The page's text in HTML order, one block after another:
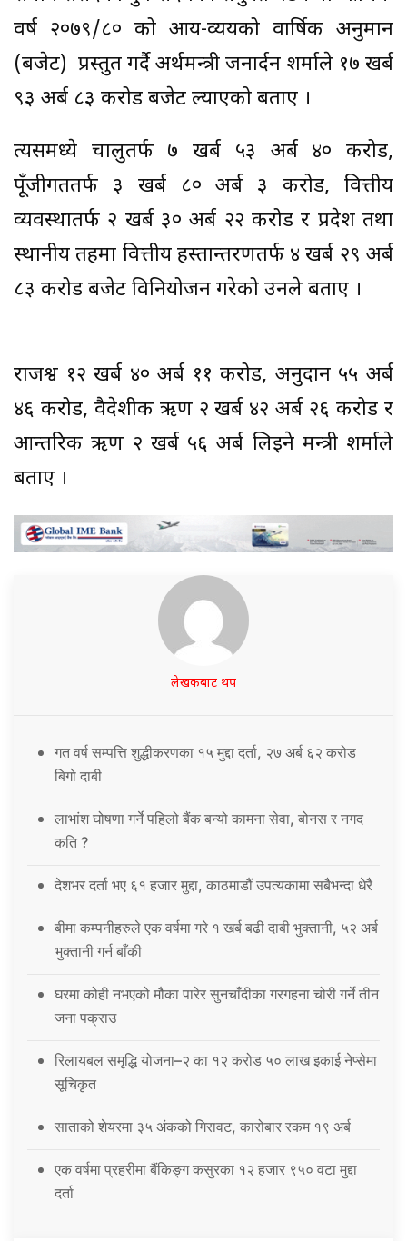
वर्ष २०७९/८० को आय-व्ययको वार्षिक अनुमान
(बजेट) प्रस्तुत गर्दै अर्थमन्त्री जनार्दन शर्माले १७ खर्ब
९३ अर्ब ८३ करोड बजेट ल्याएको बताए ।
त्यसमध्ये चालुतर्फ ७ खर्ब ५३ अर्ब ४० करोड,
पूँजीगततर्फ ३ खर्ब ८० अर्ब ३ करोड, वित्तीय
व्यवस्थातर्फ २ खर्ब ३० अर्ब २२ करोड र प्रदेश तथा
स्थानीय तहमा वित्तीय हस्तान्तरणतर्फ ४ खर्ब २९ अर्ब
८३ करोड बजेट विनियोजन गरेको उनले बताए ।
राजश्व १२ खर्ब ४० अर्ब ११ करोड, अनुदान ५५ अर्ब
४६ करोड, वैदेशीक ऋण २ खर्ब ४२ अर्ब २६ करोड र
आन्तरिक ऋण २ खर्ब ५६ अर्ब लिइने मन्त्री शर्माले
बताए ।
लेखकबाट थप
गत वर्ष सम्पत्ति शुद्धीकरणका १५ मुद्दा दर्ता, २७ अर्ब ६२ करोड
बिगो दाबी
लाभांश घोषणा गर्ने पहिलो बैंक बन्यो कामना सेवा, बोनस र नगद
कति ?
देशभर दर्ता भए ६१ हजार मुद्दा, काठमाडौं उपत्यकामा सबैभन्दा धेरै
बीमा कम्पनीहरुले एक वर्षमा गरे १ खर्ब बढी दाबी भुक्तानी, ५२ अर्ब
भुक्तानी गर्न बाँकी
घरमा कोही नभएको मौका पारेर सुनचाँदीका गरगहना चोरी गर्ने तीन
जना पक्राउ
रिलायबल समृद्धि योजना–२ का १२ करोड ५० लाख इकाई नेप्सेमा
सूचिकृत
साताको शेयरमा ३५ अंकको गिरावट, कारोबार रकम १९ अर्ब
एक वर्षमा प्रहरीमा बैंकिङ्ग कसुरका १२ हजार ९५० वटा मुद्दा
दर्ता